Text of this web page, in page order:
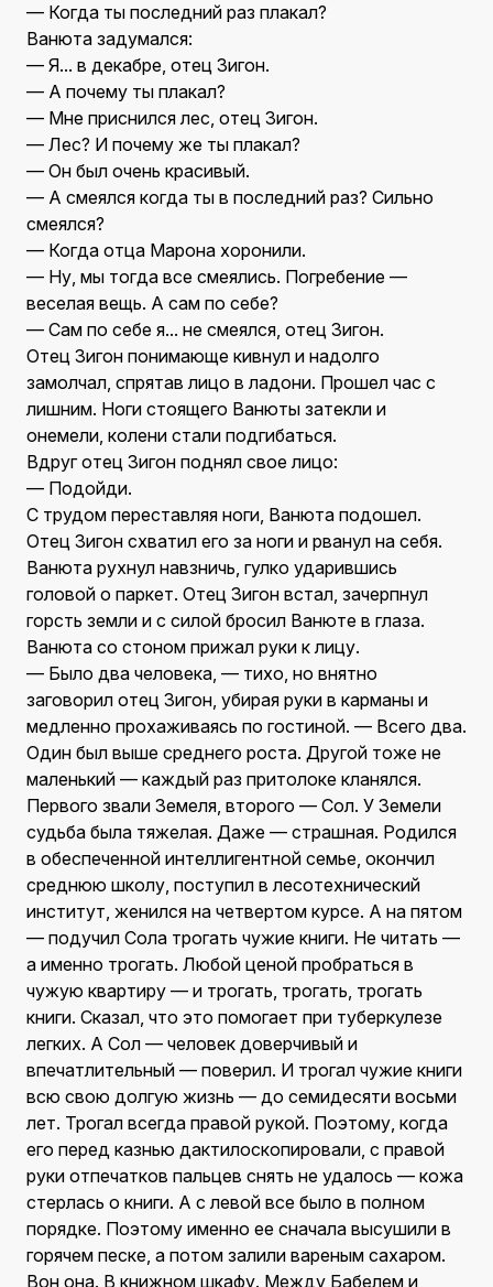
— Когда ты последний раз плакал?
Ванюта задумался:
— Я... в декабре, отец Зигон.
— А почему ты плакал?
— Мне приснился лес, отец Зигон.
— Лес? И почему же ты плакал?
— Он был очень красивый.
— А смеялся когда ты в последний раз? Сильно
смеялся?
— Когда отца Марона хоронили.
— Ну, мы тогда все смеялись. Погребение —
веселая вещь. А сам по себе?
— Сам по себе я... не смеялся, отец Зигон.
Отец Зигон понимающе кивнул и надолго
замолчал, спрятав лицо в ладони. Прошел час с
лишним. Ноги стоящего Ванюты затекли и
онемели, колени стали подгибаться.
Вдруг отец Зигон поднял свое лицо:
— Подойди.
С трудом переставляя ноги, Ванюта подошел.
Отец Зигон схватил его за ноги и рванул на себя.
Ванюта рухнул навзничь, гулко ударившись
головой о паркет. Отец Зигон встал, зачерпнул
горсть земли и с силой бросил Ванюте в глаза.
Ванюта со стоном прижал руки к лицу.
— Было два человека, — тихо, но внятно
заговорил отец Зигон, убирая руки в карманы и
медленно прохаживаясь по гостиной. — Всего два.
Один был выше среднего роста. Другой тоже не
маленький — каждый раз притолоке кланялся.
Первого звали Земеля, второго — Сол. У Земели
судьба была тяжелая. Даже — страшная. Родился
в обеспеченной интеллигентной семье, окончил
среднюю школу, поступил в лесотехнический
институт, женился на четвертом курсе. А на пятом
— подучил Сола трогать чужие книги. Не читать —
а именно трогать. Любой ценой пробраться в
чужую квартиру — и трогать, трогать, трогать
книги. Сказал, что это помогает при туберкулезе
легких. А Сол — человек доверчивый и
впечатлительный — поверил. И трогал чужие книги
всю свою долгую жизнь — до семидесяти восьми
лет. Трогал всегда правой рукой. Поэтому, когда
его перед казнью дактилоскопировали, с правой
руки отпечатков пальцев снять не удалось — кожа
стерлась о книги. А с левой все было в полном
порядке. Поэтому именно ее сначала высушили в
горячем песке, а потом залили вареным сахаром.
Вон она. В книжном шкафу. Между Бабелем и